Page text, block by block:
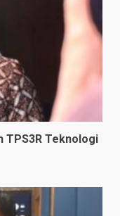
TPS3R Teknologi